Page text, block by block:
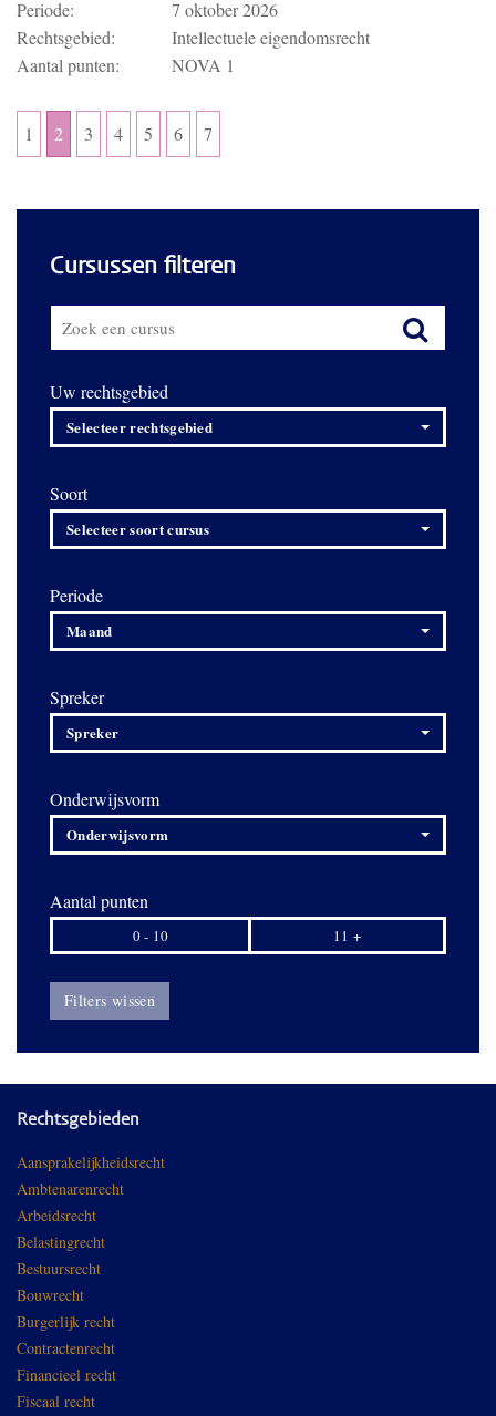
Periode:
7 oktober 2026
Rechtsgebied:
Intellectuele eigendomsrecht
Aantal punten:
NOVA 1
1 2 3 4 5 6 7
Cursussen filteren
Uw rechtsgebied
Selecteer rechtsgebied
Soort
Selecteer soort cursus
Periode
Maand
Spreker
Spreker
Onderwijsvorm
Onderwijsvorm
Aantal punten
0 - 10 11 +
Filters wissen
Rechtsgebieden
Aansprakelijkheidsrecht
Ambtenarenrecht
Arbeidsrecht
Belastingrecht
Bestuursrecht
Bouwrecht
Burgerlijk recht
Contractenrecht
Financieel recht
Fiscaal recht